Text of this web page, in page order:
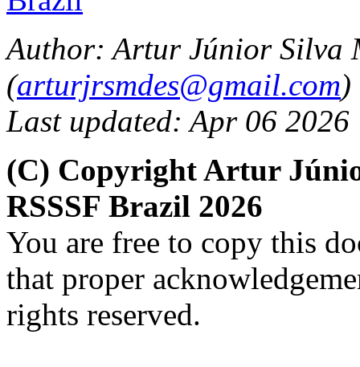
Author: Artur Júnior Silva
(arturjrsmdes@gmail.com)
Last updated: Apr 06 2026
(C) Copyright Artur
RSSSF Brazil 2026
You are free to copy this
that proper
rights reserved.